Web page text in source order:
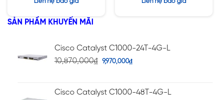
5 sao
SẢN PHẨM KHUYẾN MÃI
Cisco Catalyst C1000-24T-4G-L
10,870,000₫ 9,970,000₫
Cisco Catalyst C1000-48T-4G-L